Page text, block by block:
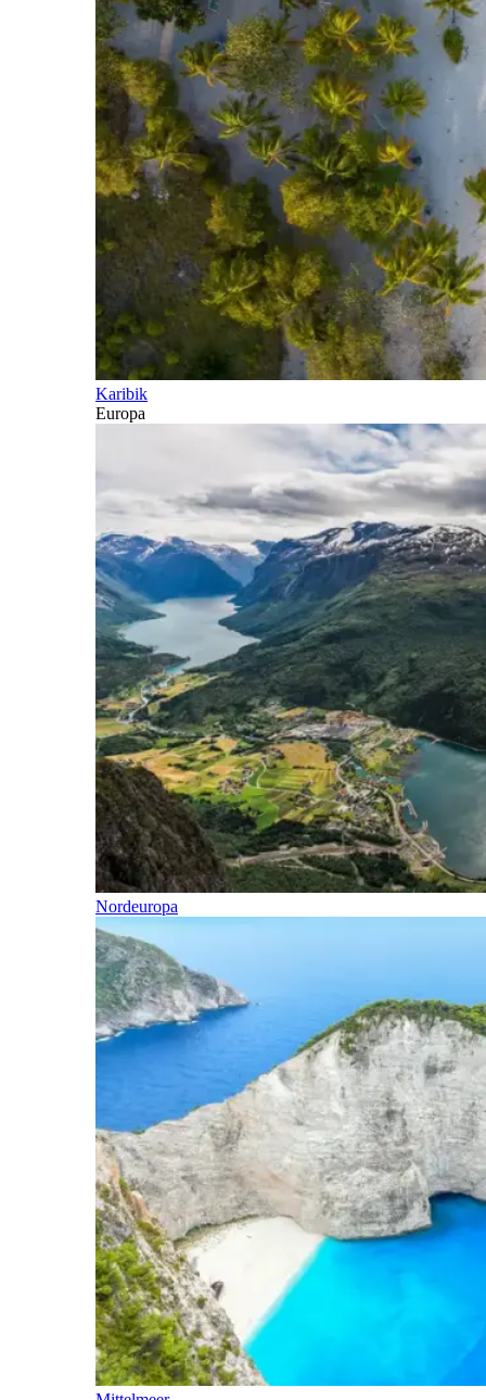
Karibik
Europa
Nordeuropa